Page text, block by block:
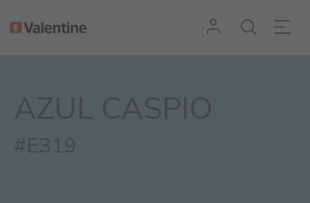
AZUL CASPIO
#E319